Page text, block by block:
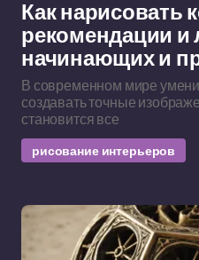
Как нарисовать
рекомендации и
начинающих и
В современном мире
создавать точные
становится все
рисование интерьеров